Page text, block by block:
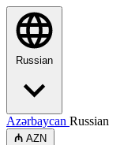
Russian
Azərbaycan Russian
₼ AZN